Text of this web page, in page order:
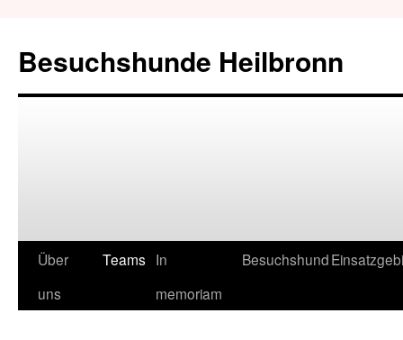
Besuchshunde Heilbronn
Über
uns
Teams In
memoriam
Besuchshund